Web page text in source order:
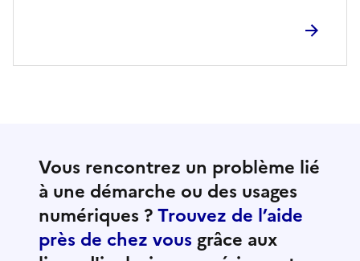
Vous rencontrez un problème lié
à une démarche ou des usages
numériques ?Trouvez de l’aide
près de chez vous grâce aux